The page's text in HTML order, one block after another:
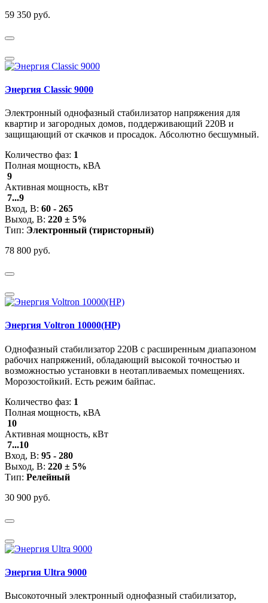
59 350 руб.
Энергия Classic 9000
Электронный однофазный стабилизатор напряжения для
квартир и загородных домов, поддерживающий 220В и
защищающий от скачков и просадок. Абсолютно бесшумный.
Количество фаз: 1
Полная мощность, кВА
9
Активная мощность, кВт
7...9
Вход, В: 60 - 265
Выход, В: 220 ± 5%
Тип: Электронный (тиристорный)
78 800 руб.
Энергия Voltron 10000(HP)
Однофазный стабилизатор 220В с расширенным диапазоном
рабочих напряжений, обладающий высокой точностью и
возможностью установки в неотапливаемых помещениях.
Морозостойкий. Есть режим байпас.
Количество фаз: 1
Полная мощность, кВА
10
Активная мощность, кВт
7...10
Вход, В: 95 - 280
Выход, В: 220 ± 5%
Тип: Релейный
30 900 руб.
Энергия Ultra 9000
Высокоточный электронный однофазный стабилизатор,